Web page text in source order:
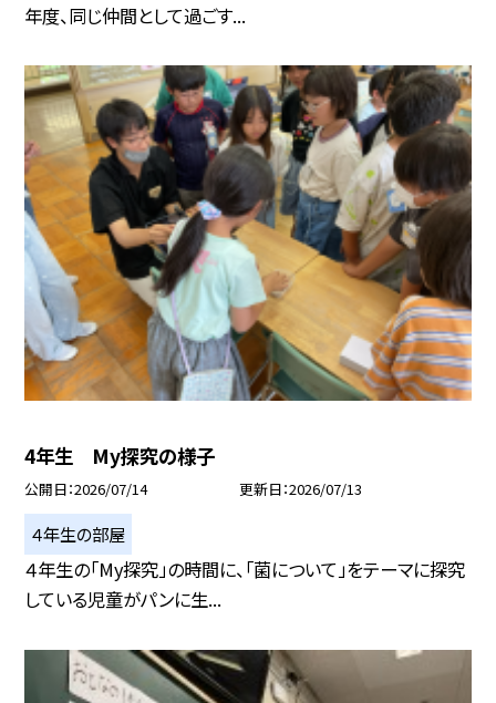
年度、同じ仲間として過ごす...
4年生 My探究の様子
公開日 2026/07/14 更新日 2026/07/13
４年生の部屋
４年生の「My探究」の時間に、「菌について」をテーマに探究
している児童がパンに生...